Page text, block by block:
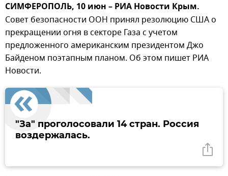
СИМФЕРОПОЛЬ, 10 июн – РИА Новости Крым.
Совет безопасности ООН принял резолюцию США о
прекращении огня в секторе Газа с учетом
предложенного американским президентом Джо
Байденом поэтапным планом. Об этом пишет РИА
Новости.
"За" проголосовали 14 стран. Россия
воздержалась.